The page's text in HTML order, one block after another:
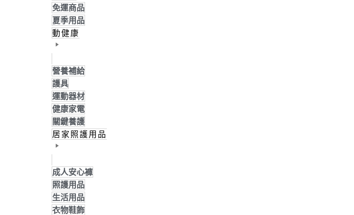
免運商品
夏季用品
動健康
營養補給
護具
運動器材
健康家電
關鍵養護
居家照護用品
成人安心褲
照護用品
生活用品
衣物鞋飾